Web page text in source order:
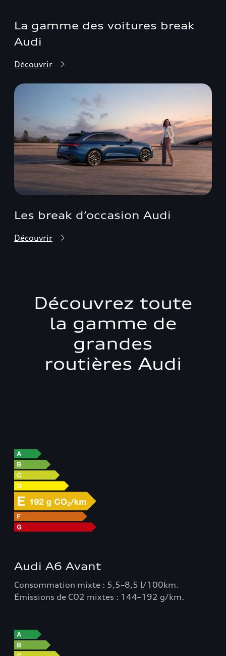
La gamme des voitures break
Audi
Découvrir
Les break d’occasion Audi
Découvrir
Découvrez toute
la gamme de
grandes
routières Audi
Audi A6 Avant
Consommation mixte : 5,5–8,5 l/100km.
Émissions de CO2 mixtes : 144–192 g/km.